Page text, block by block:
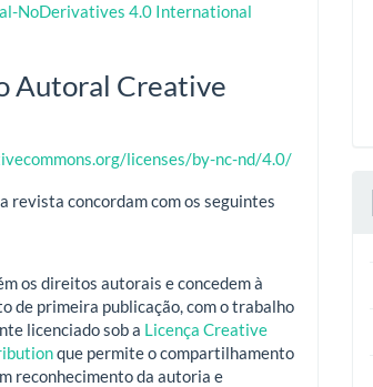
NoDerivatives 4.0 International
Autoral Creative
licenses/by-nc-nd/4.0/
revista concordam com os seguintes
os direitos autorais e concedem à
de primeira publicação, com o trabalho
licenciado sob a Licença Creative
que permite o compartilhamento
reconhecimento da autoria e